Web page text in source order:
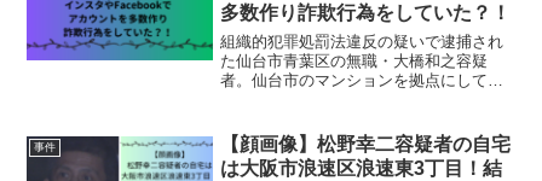
多数作り詐欺行為をしていた？！
組織的犯罪処罰法違反の疑いで逮捕され
た仙台市青葉区の無職・大橋和之容疑
者。仙台市のマンションを拠点にして犯
者の事件詳細今年（2024年）5月から6月
にかけて、「高額当選...
事件
【顔画像】松野幸二容疑者の自宅
は大阪市浪速区浪速東3丁目！結